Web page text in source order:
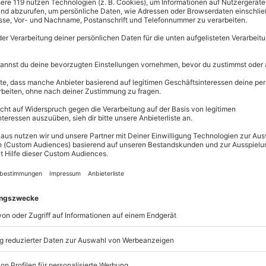
Große
Über 9.000
Erlebnisse.
Jeder
Maximale
Alpakas aus den Anden
die Gelegenheit, eine
zu genießen.
Idylle von den
am Bauernhof
für Jung und Alt. Lerne die
bevor es auch schon
schöne Natur rund um